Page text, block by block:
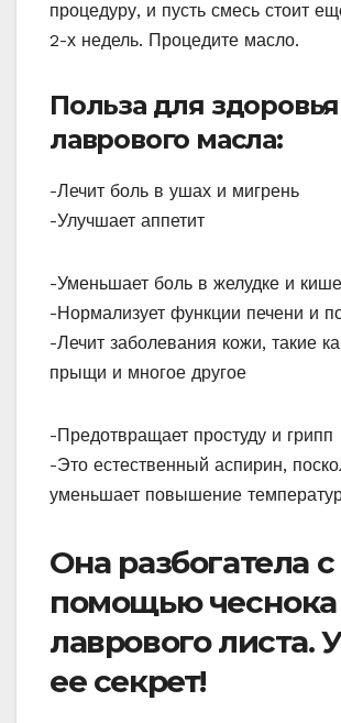
процедуру, и пусть смесь стоит
2-х недель. Процедите масло.
Польза для здоровья
лаврового масла:
-Лечит боль в ушах и мигрень
-Улучшает аппетит
-Уменьшает боль в желудке и
-Нормализует функции печени и
-Лечит заболевания кожи, такие
прыщи и многое другое
-Предотвращает простуду и грипп
-Это естественный аспирин,
уменьшает повышение
Она разбогатела с
помощью
лаврового листа.
ее секрет!